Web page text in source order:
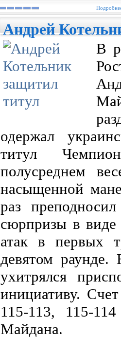
Андрей
В
одержал
титул
полусреднем
насыщенной
раз
сюрпризы в
атак в первых
девятом раунде.
ухитрялся
инициативу.
115-113, 115-
Майдана.